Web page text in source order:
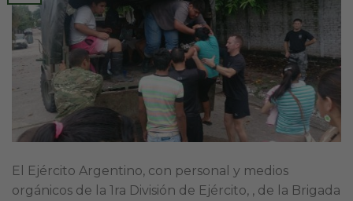
El Ejército Argentino, con personal y medios
orgánicos de la 1ra División de Ejército, , de la Brigada